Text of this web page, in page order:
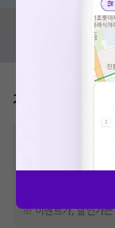
혹시 잘못된
모두닥 팀에 알
가격표
비급여 항목의 경
한 가격은 해당 의료
※급여 항목의 경우,
격입니다. (진료와 연
산정될 수 있는 점 참
※ 이벤트가, 할인가